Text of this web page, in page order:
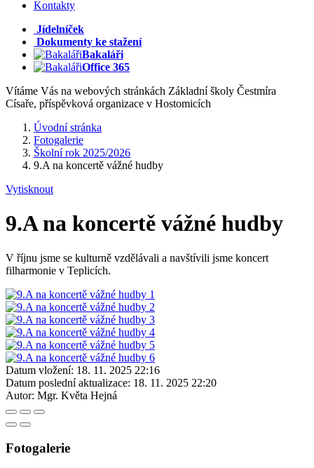
Kontakty
Jídelníček
Dokumenty ke stažení
Bakaláři
Office 365
Vítáme Vás na webových stránkách Základní školy Čestmíra
Císaře, příspěvková organizace v Hostomicích
Úvodní stránka
Fotogalerie
Školní rok 2025/2026
9.A na koncertě vážné hudby
Vytisknout
9.A na koncertě vážné hudby
V říjnu jsme se kulturně vzdělávali a navštívili jsme koncert
filharmonie v Teplicích.
Datum vložení: 18. 11. 2025 22:16
Datum poslední aktualizace: 18. 11. 2025 22:20
Autor: Mgr. Květa Hejná
Fotogalerie